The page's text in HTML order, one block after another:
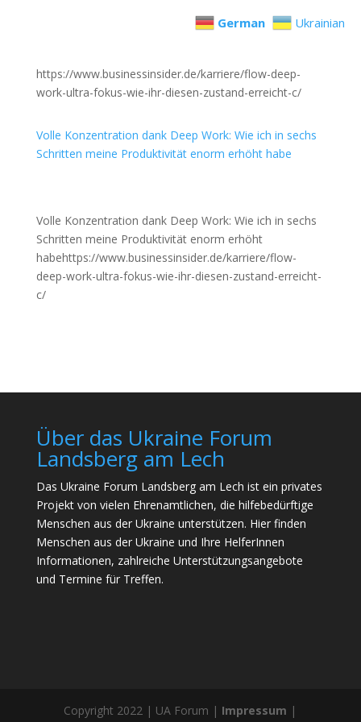
https://www.businessinsider.de/karriere/flow-deep-
work-ultra-fokus-wie-ihr-diesen-zustand-erreicht-c/
Volle Konzentration dank Deep Work: Wie ich in sechs
Schritten meine Produktivität enorm erhöht habe
Volle Konzentration dank Deep Work: Wie ich in sechs
Schritten meine Produktivität enorm erhöht
habehttps://www.businessinsider.de/karriere/flow-
deep-work-ultra-fokus-wie-ihr-diesen-zustand-erreicht-
c/
Über das Ukraine Forum
Landsberg am Lech
Das Ukraine Forum Landsberg am Lech ist ein privates
Projekt von vielen Ehrenamtlichen, die hilfebedürftige
Menschen aus der Ukraine unterstützen. Hier finden
Menschen aus der Ukraine und Ihre HelferInnen
Informationen, zahlreiche Unterstützungsangebote
und Termine für Treffen.
Copyright 2022 | UA Forum | Impressum |
German Ukrainian